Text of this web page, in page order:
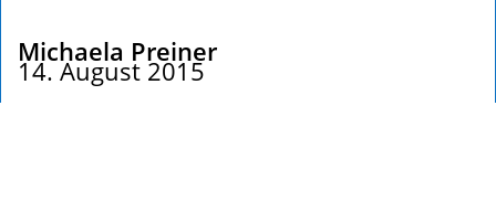
Michaela Preiner
14. August 2015